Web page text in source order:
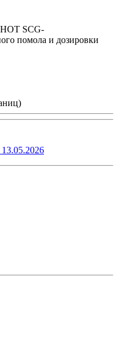
SCG-
помола и дозировки